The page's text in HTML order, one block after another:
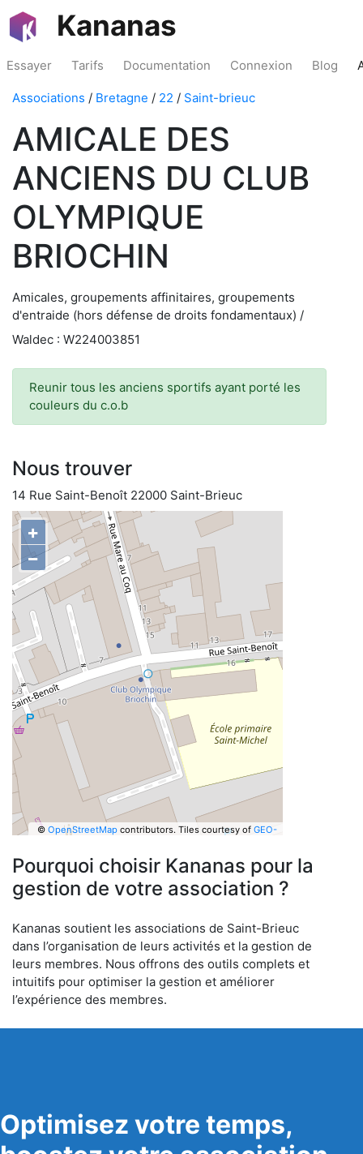
Kananas
Essayer Tarifs Documentation Connexion Blog
Associations / Bretagne / 22 / Saint-brieuc
AMICALE DES
ANCIENS DU CLUB
OLYMPIQUE
BRIOCHIN
Amicales, groupements affinitaires, groupements
d'entraide (hors défense de droits fondamentaux) /
Waldec : W224003851
Reunir tous les anciens sportifs ayant porté les
couleurs du c.o.b
Nous trouver
14 Rue Saint-Benoît 22000 Saint-Brieuc
+
−
© OpenStreetMapcontributors. Tiles courtesy of GEO-
Pourquoi choisir Kananas pour la
gestion de votre association ?
Kananas soutient les associations de Saint-Brieuc
dans l’organisation de leurs activités et la gestion de
leurs membres. Nous offrons des outils complets et
intuitifs pour optimiser la gestion et améliorer
l’expérience des membres.
Optimisez votre temps,